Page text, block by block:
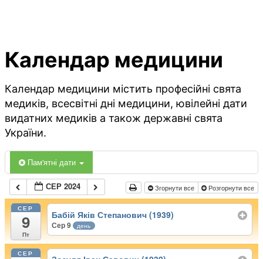
Календар медицини
Календар медицини містить професійні свята
медиків, всесвітні дні медицини, ювілейні дати
видатних медиків а також державні свята
України.
Пам'ятні дати
СЕР 2024 Згорнути все Розгорнути все
СЕР
9
Пт
Бабій Яків Степанович (1939)
Сер 9 день
СЕР